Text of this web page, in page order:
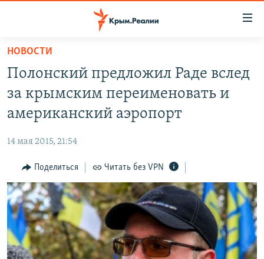
Вернуться
основному
содержанию
Вернутся
главной
Вернутся
поиску
11 ЛЕТ ОККУПАЦИИ КРЫМА. 11 ИСТОРИЙ СОПРОТИВЛЕНИЯ
ВОДА
ЕЩЕ
ИНТЕРАКТИВ
ИНФОГРАФИКА
ТЕЛЕПРОЕКТ КРЫМ.РЕАЛИИ
СОВЕТЫ ПРАВОЗАЩИТНИКОВ
ПРОПАВШИЕ БЕЗ ВЕСТИ
РАДІО СВОБОДА
КАК ОБОЙТИ БЛОКИРОВКУ
Українською
Qırımtatar
НОВОСТИ
Полонский предложил Раде вслед
за крымским переименовать и
американский аэропорт
14 мая 2015, 21:54
Поделиться Читать без VPN